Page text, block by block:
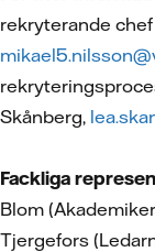
rekryterande
Skånberg,
Fackliga
Blom
Tjergefors